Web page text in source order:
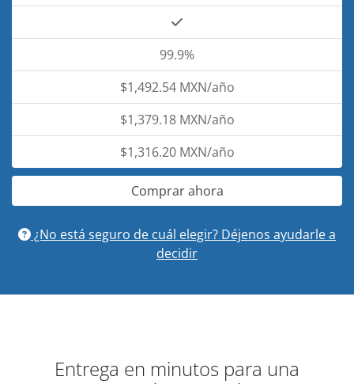
99.9%
$1,492.54 MXN/año
$1,379.18 MXN/año
$1,316.20 MXN/año
Comprar ahora
¿No está seguro de cuál elegir? Déjenos ayudarle a
decidir
Entrega en minutos para una